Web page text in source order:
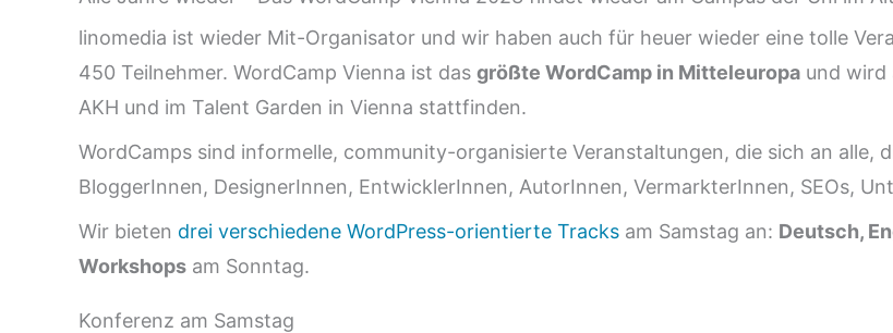
linomedia ist wieder Mit-Organisator und wir haben auch für heuer wieder eine tolle
450 Teilnehmer. WordCamp Vienna ist das größte WordCamp in Mitteleuropa und wird
AKH und im Talent Garden in Vienna stattfinden.
WordCamps sind informelle, community-organisierte Veranstaltungen, die sich an alle,
BloggerInnen, DesignerInnen, EntwicklerInnen, AutorInnen, VermarkterInnen, SEOs,
Wir bieten drei verschiedene WordPress-orientierte Tracks am Samstag an: Deutsch,
Workshops am Sonntag.
Konferenz am Samstag